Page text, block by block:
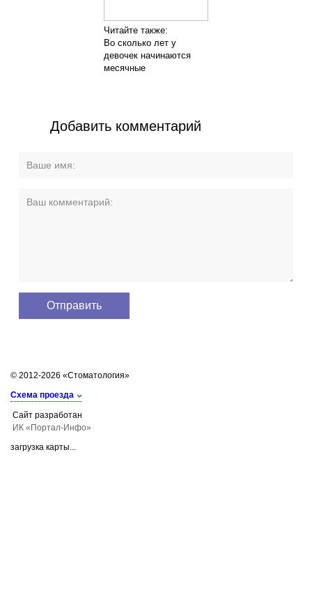
Читайте также:
Во сколько лет у
девочек начинаются
месячные
Добавить комментарий
© 2012-2026 «Стоматология»
Схема проезда
Сайт разработан
ИК «Портал-Инфо»
загрузка карты...